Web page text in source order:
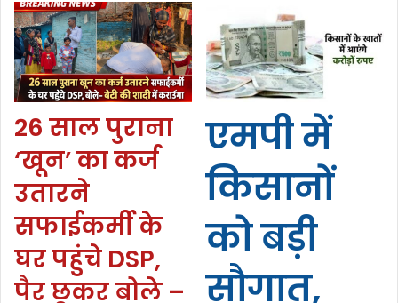
26 साल पुराना
‘खून’ का कर्ज
उतारने
सफाईकर्मी के
घर पहुंचे DSP,
पैर छूकर बोले –
एमपी में
किसानों
को बड़ी
सौगात,